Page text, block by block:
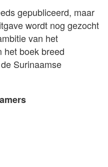
gepubliceerd, maar
wordt nog gezocht
van het
het boek breed
Surinaamse